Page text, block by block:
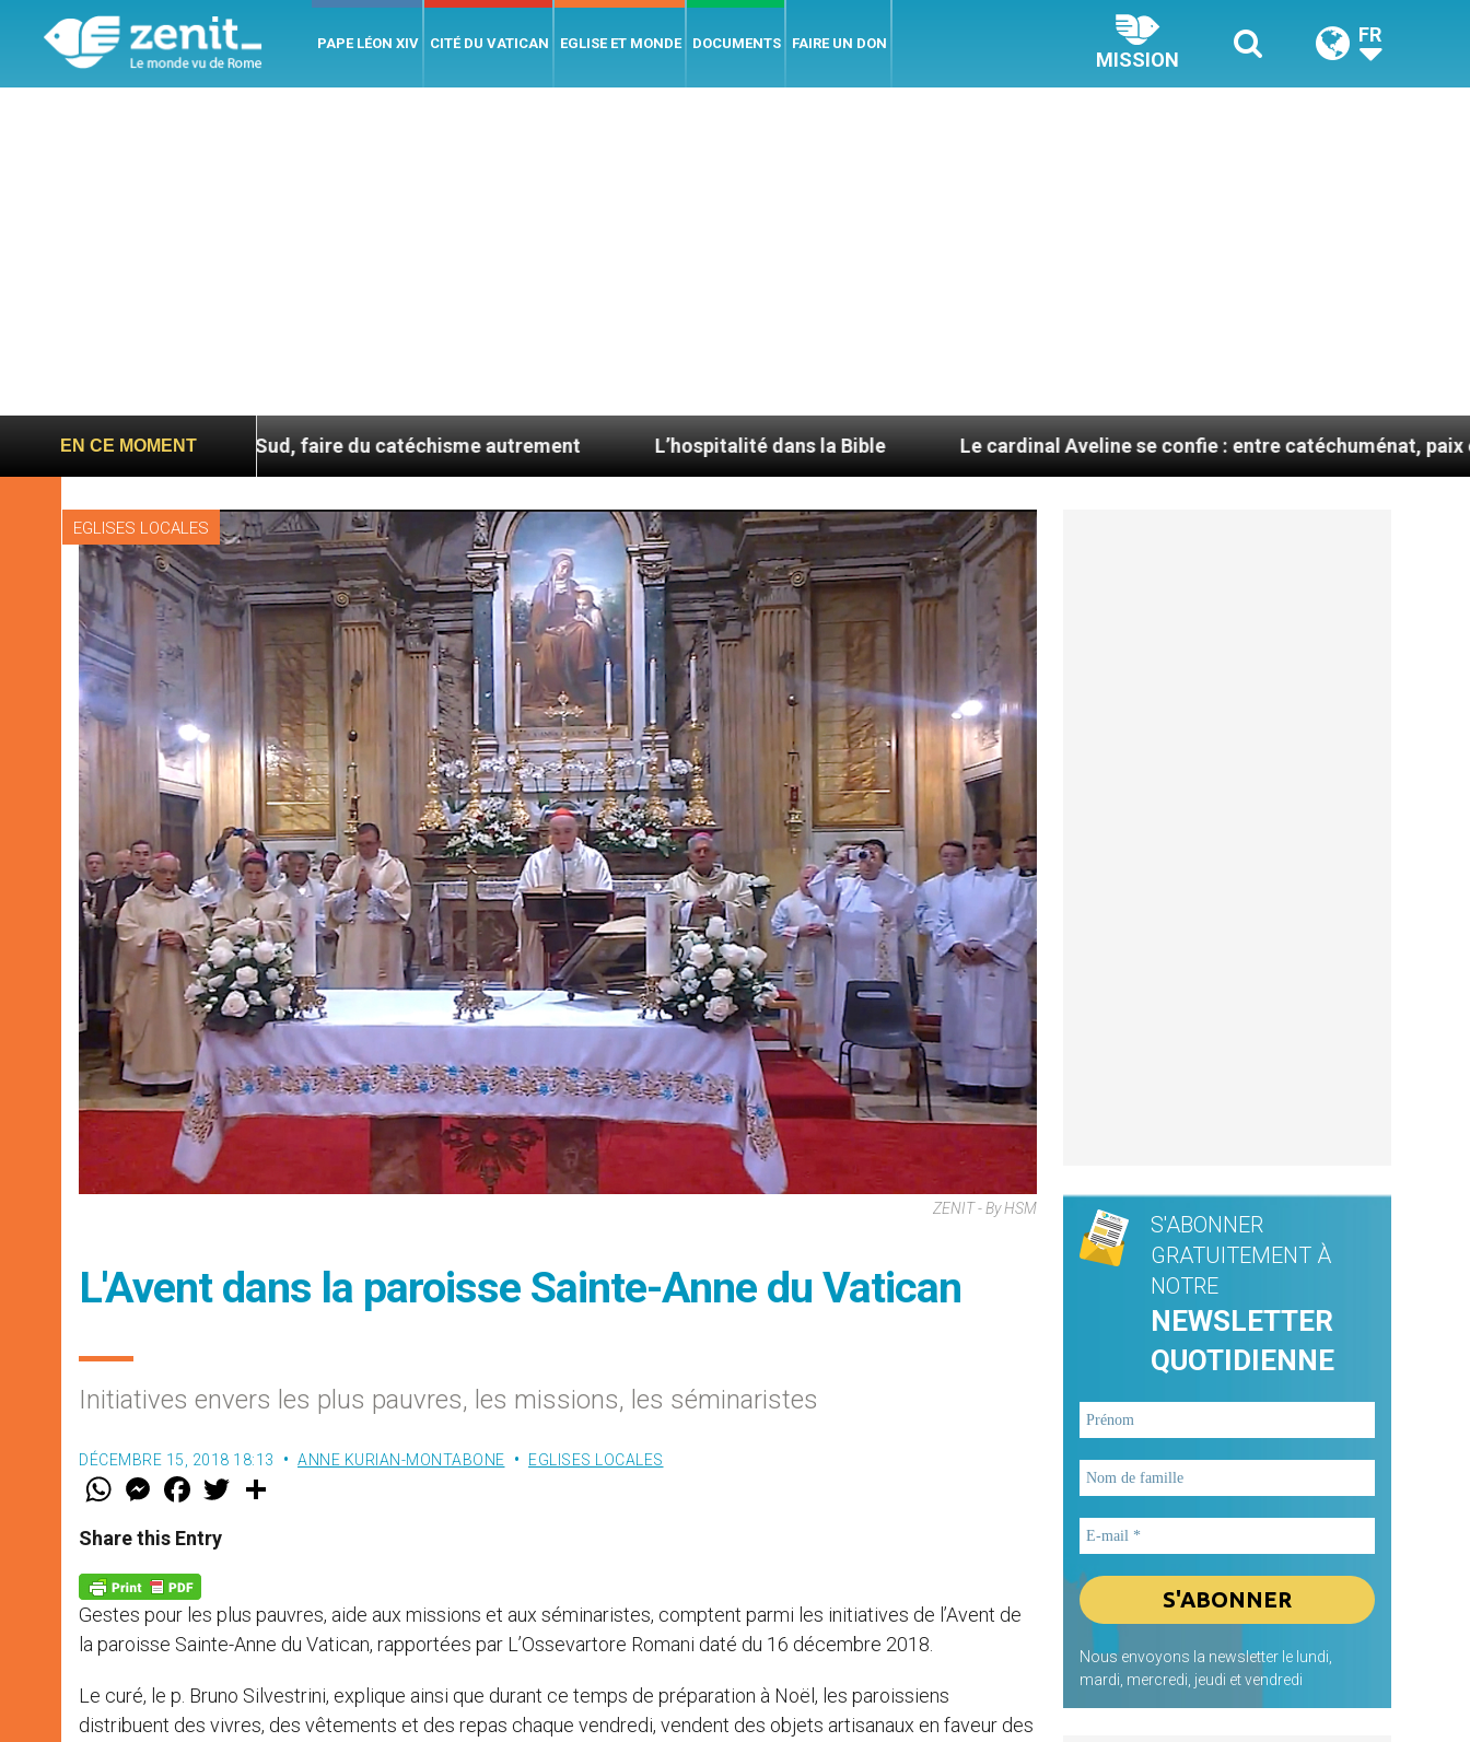
PAPE LÉON XIV CITÉ DU VATICAN EGLISE ET MONDE DOCUMENTS FAIRE UN DON
MISSION
FR
EN CE MOMENT
Corée du Sud, faire du catéchisme autrement L’hospitalité dans la Bible Le cardinal Aveline se confie : entre catéchuménat, paix et défis
EGLISES LOCALES
ZENIT - By HSM
L'Avent dans la paroisse Sainte-Anne du Vatican
Initiatives envers les plus pauvres, les missions, les séminaristes
DÉCEMBRE 15, 2018 18:13 ANNE KURIAN-MONTABONE EGLISES LOCALES
W
t
s
A
p
p
M
e
s
e
n
g
e
r
F
a
e
b
o
k
w
Share this Entry
Gestes pour les plus pauvres, aide aux missions et aux séminaristes, comptent parmi les initiatives de l’Avent de
la paroisse Sainte-Anne du Vatican, rapportées par L’Ossevartore Romani daté du 16 décembre 2018.
Le curé, le p. Bruno Silvestrini, explique ainsi que durant ce temps de préparation à Noël, les paroissiens
distribuent des vivres, des vêtements et des repas chaque vendredi, vendent des objets artisanaux en faveur des
S'ABONNER
GRATUITEMENT À
NOTRE
NEWSLETTER
QUOTIDIENNE
Nous envoyons la newsletter le lundi,
mardi, mercredi, jeudi et vendredi